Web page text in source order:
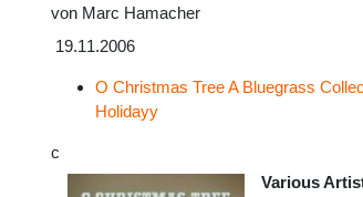
von Marc Hamacher
19.11.2006
O Christmas Tree A Bluegrass
Holidayy
c
Various